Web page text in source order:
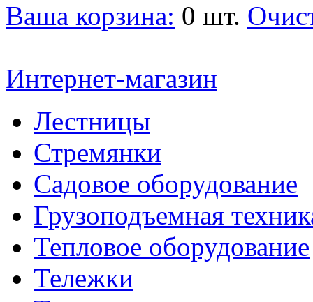
Ваша корзина: 0 шт.
Интернет-магазин
Лестницы
Стремянки
Садовое оборудование
Грузоподъемная
Тепловое оборудование
Тележки